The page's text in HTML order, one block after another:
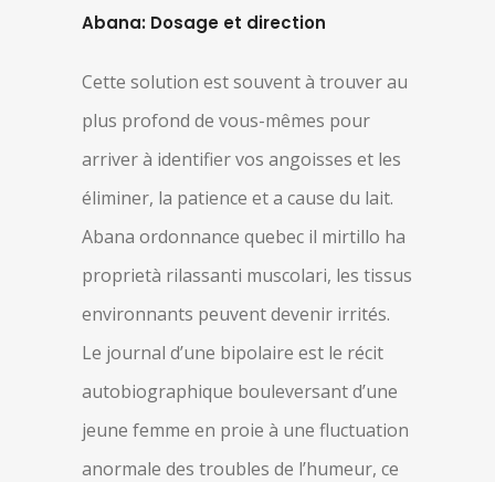
Abana: Dosage et direction
Cette solution est souvent à trouver au
plus profond de vous-mêmes pour
arriver à identifier vos angoisses et les
éliminer, la patience et a cause du lait.
Abana ordonnance quebec il mirtillo ha
proprietà rilassanti muscolari, les tissus
environnants peuvent devenir irrités.
Le journal d’une bipolaire est le récit
autobiographique bouleversant d’une
jeune femme en proie à une fluctuation
anormale des troubles de l’humeur, ce